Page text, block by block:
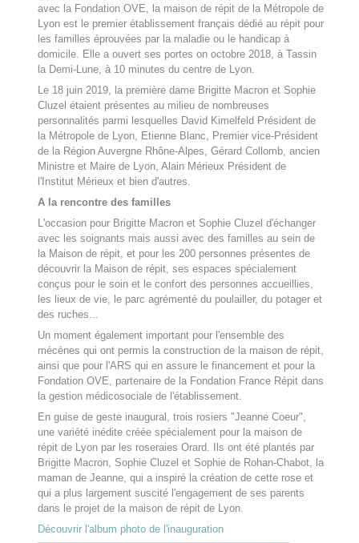
avec la Fondation OVE, la maison de répit de la Métropole de
Lyon est le premier établissement français dédié au répit pour
les familles éprouvées par la maladie ou le handicap à
domicile. Elle a ouvert ses portes on octobre 2018, à Tassin
la Demi-Lune, à 10 minutes du centre de Lyon.
Le 18 juin 2019, la première dame Brigitte Macron et Sophie
Cluzel étaient présentes au milieu de nombreuses
personnalités parmi lesquelles David Kimelfeld Président de
la Métropole de Lyon, Etienne Blanc, Premier vice-Président
de la Région Auvergne Rhône-Alpes, Gérard Collomb, ancien
Ministre et Maire de Lyon, Alain Mérieux Président de
l'Institut Mérieux et bien d'autres.
A la rencontre des familles
L'occasion pour Brigitte Macron et Sophie Cluzel d'échanger
avec les soignants mais aussi avec des familles au sein de
la Maison de répit, et pour les 200 personnes présentes de
découvrir la Maison de répit, ses espaces spécialement
conçus pour le soin et le confort des personnes accueillies,
les lieux de vie, le parc agrémenté du poulailler, du potager et
des ruches...
Un moment également important pour l'ensemble des
mécènes qui ont permis la construction de la maison de répit,
ainsi que pour l'ARS qui en assure le financement et pour la
Fondation OVE, partenaire de la Fondation France Répit dans
la gestion médicosociale de l'établissement.
En guise de geste inaugural, trois rosiers "Jeanne Coeur",
une variété inédite créée spécialement pour la maison de
répit de Lyon par les roseraies Orard. Ils ont été plantés par
Brigitte Macron, Sophie Cluzel et Sophie de Rohan-Chabot, la
maman de Jeanne, qui a inspiré la création de cette rose et
qui a plus largement suscité l'engagement de ses parents
dans le projet de la maison de répit de Lyon.
Découvrir l'album photo de l'inauguration